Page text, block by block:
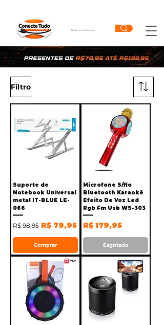
Filtro
Suporte de
Notebook Universal
metal IT-BLUE LE-
066
Preço normal
R$ 98,95 Preço promocional
R$ 79,95
Comprar
Microfone S/fio
Bluetooth Karaokê
Efeito De Voz Led
Rgb Fm Usb WS-303
Preço
R$ 179,95
Esgotado